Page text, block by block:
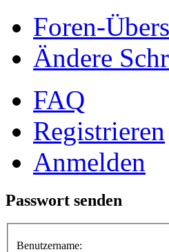
Foren-
Ändere
FAQ
Registrieren
Anmelden
Passwort senden
Benutzername: